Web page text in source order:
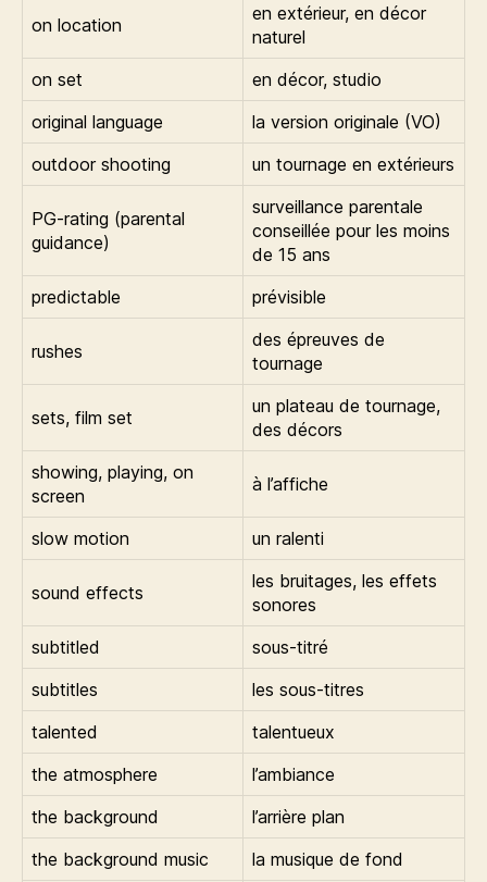
on location
en extérieur, en décor
naturel
on set
en décor, studio
original language
la version originale (VO)
outdoor shooting
un tournage en extérieurs
PG-rating (parental
guidance)
surveillance parentale
conseillée pour les moins
de 15 ans
predictable
prévisible
rushes
des épreuves de
tournage
sets, film set
un plateau de tournage,
des décors
showing, playing, on
screen
à l’affiche
slow motion un ralenti
sound effects
les bruitages, les effets
sonores
subtitled
sous-titré
subtitles
les sous-titres
talented
talentueux
the atmosphere
l’ambiance
the background
l’arrière plan
the background music
la musique de fond